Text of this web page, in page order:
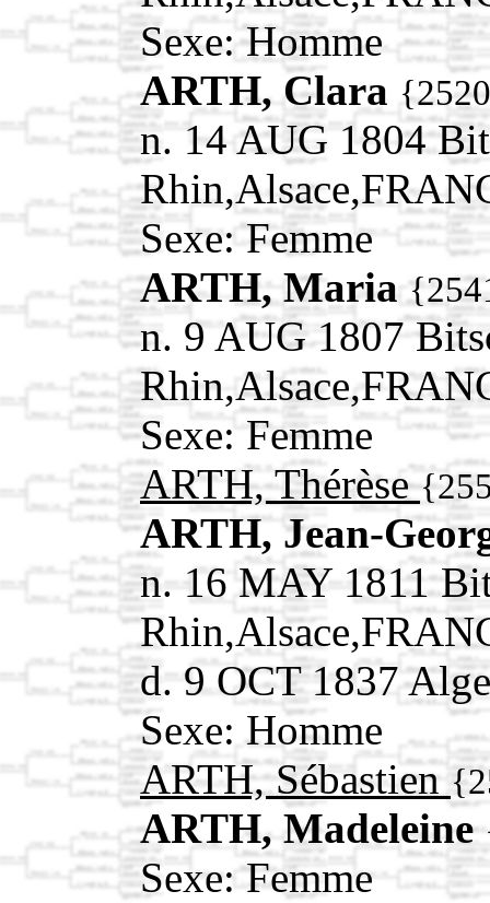
Sexe: Homme
ARTH, Clara
n. 14 AUG 1804
Sexe: Femme
ARTH, Maria
n. 9 AUG 1807
Sexe: Femme
ARTH, Thérèse
ARTH, Jean-
n. 16 MAY 1811
d. 9 OCT 1837
Sexe: Homme
ARTH, Sébastien
ARTH, Madeleine
Sexe: Femme